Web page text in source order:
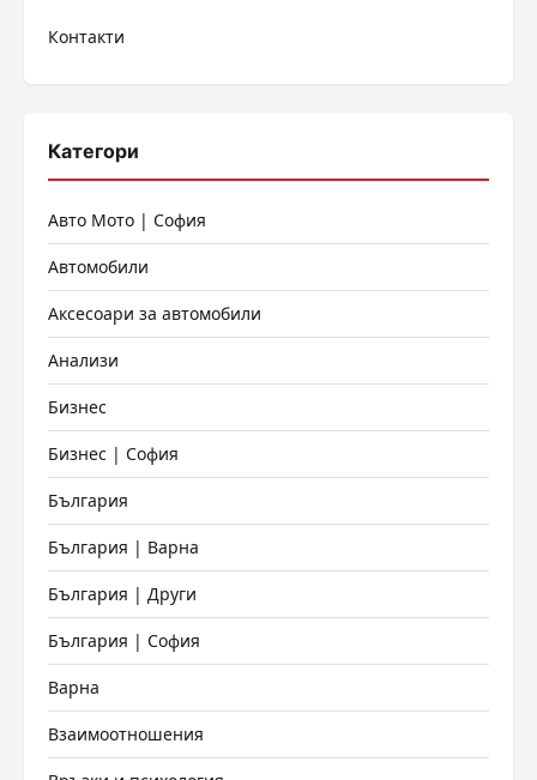
Контакти
Категори
Авто Мото | София
Автомобили
Аксесоари за автомобили
Анализи
Бизнес
Бизнес | София
България
България | Варна
България | Други
България | София
Варна
Взаимоотношения